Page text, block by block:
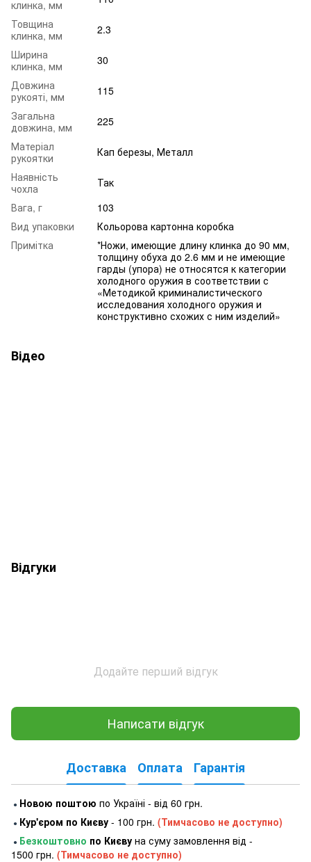
клинка, мм
Товщина
клинка, мм
2.3
Ширина
клинка, мм
30
Довжина
рукояті, мм
115
Загальна
довжина, мм
225
Матеріал
рукоятки
Кап березы, Металл
Наявність
чохла
Так
Вага, г
103
Вид упаковки
Кольорова картонна коробка
Примітка
*Ножи, имеющие длину клинка до 90 мм,
толщину обуха до 2.6 мм и не имеющие
гарды (упора) не относятся к категории
холодного оружия в соответствии с
«Методикой криминалистического
исследования холодного оружия и
конструктивно схожих с ним изделий»
Відео
Відгуки
Додайте перший відгук
Написати відгук
Доставка Оплата Гарантія
● Новою поштою по Україні - від 60 грн.
● Кур'єром по Києву - 100 грн. (Тимчасово не доступно)
● Безкоштовно по Києву на суму замовлення від -
1500 грн. (Тимчасово не доступно)